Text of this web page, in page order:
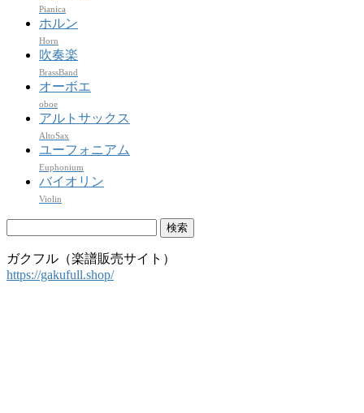
Pianica
ホルン
Horn
吹奏楽
BrassBand
オーボエ
oboe
アルトサックス
AltoSax
ユーフォニアム
Euphonium
バイオリン
Violin
ガクフル（楽譜販売サイト）
https://gakufull.shop/